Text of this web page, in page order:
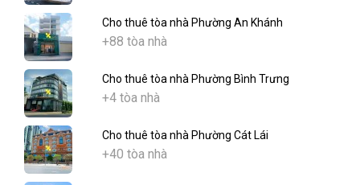
Cho thuê tòa nhà Phường An Khánh
+88 tòa nhà
Cho thuê tòa nhà Phường Bình Trưng
+4 tòa nhà
Cho thuê tòa nhà Phường Cát Lái
+40 tòa nhà